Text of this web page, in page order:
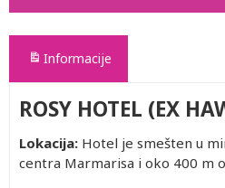
Informacije
ROSY HOTEL (EX
Lokacija: Hotel je smešten u
centra Marmarisa i oko 400 m